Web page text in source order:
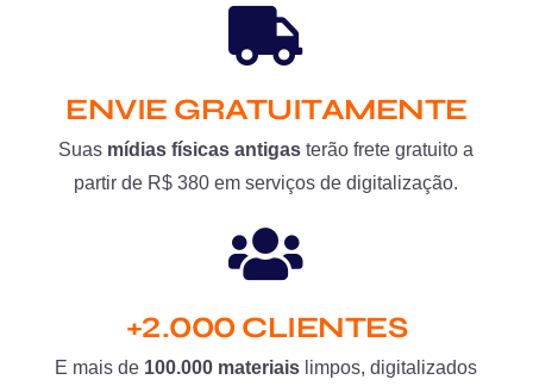
ENVIE GRATUITAMENTE
Suas mídias físicas antigas terão frete gratuito a
partir de R$ 380 em serviços de digitalização.
+2.000 CLIENTES
E mais de 100.000 materiais limpos, digitalizados